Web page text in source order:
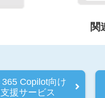
関
Copilot向け
援サービス